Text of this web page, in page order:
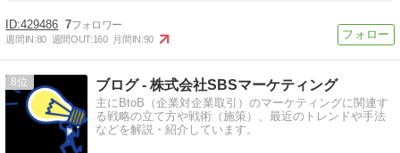
429486 7
週間IN:80 週間OUT:160 月間IN:90
8 ブログ - 株式会社SBSマーケティング
主にBtoB（企業対企業取引）のマーケティングに関連す
る戦略の立て方や戦術（施策）、最近のトレンドや手法
などを解説・紹介しています。